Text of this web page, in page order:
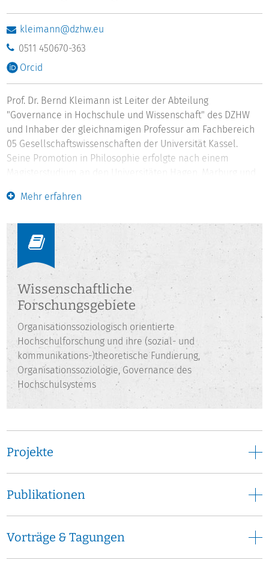
kleimann@dzhw.eu
0511 450670-363
Orcid
Prof. Dr. Bernd Kleimann ist Leiter der Abteilung
"Governance in Hochschule und Wissenschaft" des DZHW
und Inhaber der gleichnamigen Professur am Fachbereich
05 Gesellschaftswissenschaften der Universität Kassel.
Seine Promotion in Philosophie erfolgte nach einem
Magisterstudium an den Universitäten Hagen, Marburg und
Mitarbeiter an der Universität Hamburg im Jahr 2000 an der
der Abteilung Hochschulentwicklung der Hochschul-
Informations-System GmbH tätig, von der er 2014 ins DZHW
wechselte. Er lehrt an der Universität Kassel und als
Lehrbeauftragter an der Hochschule Osnabrück.
Mehr erfahren
Wissenschaftliche
Forschungsgebiete
Organisationssoziologisch orientierte
Hochschulforschung und ihre (sozial- und
kommunikations-)theoretische Fundierung,
Organisationssoziologie, Governance des
Hochschulsystems
Projekte
Publikationen
Vorträge & Tagungen